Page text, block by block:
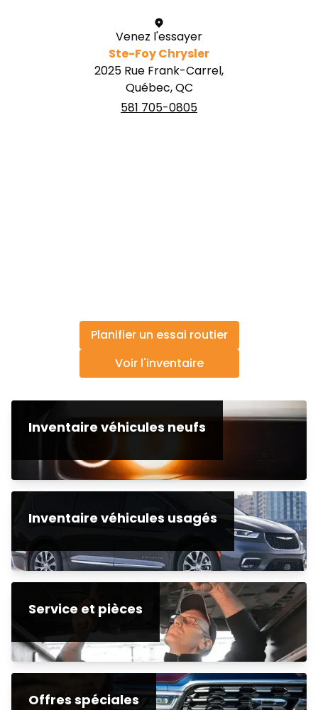
Venez l'essayer
Ste-Foy Chrysler
2025 Rue Frank-Carrel,
Québec, QC
581 705-0805
Planifier un essai routier
Voir l'inventaire
Inventaire véhicules neufs
Inventaire véhicules usagés
Service et pièces
Offres spéciales